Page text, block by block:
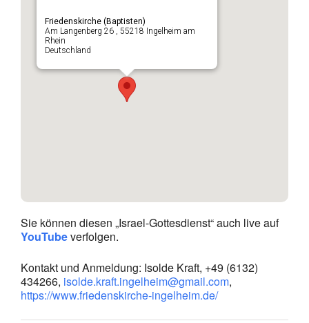
Friedenskirche (Baptisten)
Am Langenberg 26 , 55218 Ingelheim am
Rhein
Deutschland
Sie können diesen „Israel-Gottesdienst“ auch live auf
YouTubeverfolgen.
Kontakt und Anmeldung: Isolde Kraft, +49 (6132)
434266, isolde.kraft.ingelheim@gmail.com,
https://www.friedenskirche-ingelheim.de/